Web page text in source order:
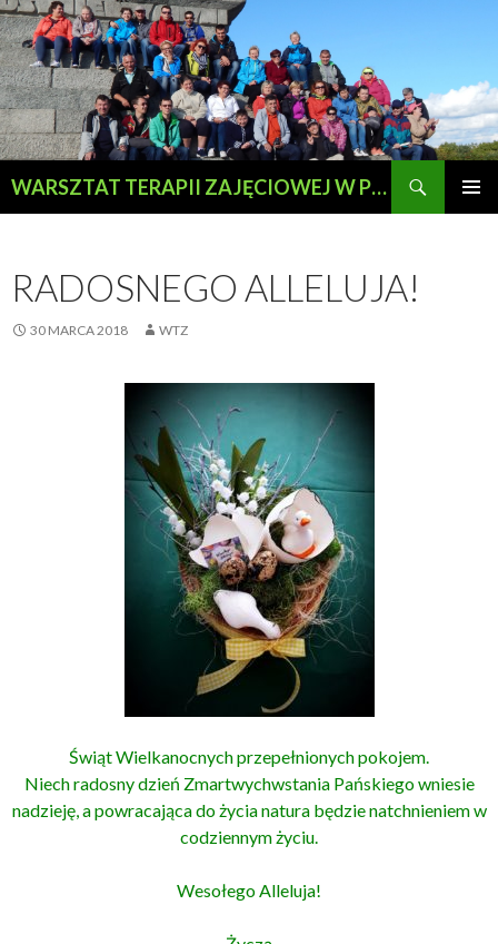
WARSZTAT TERAPII ZAJĘCIOWEJ W PRZEWOZIE
RADOSNEGO ALLELUJA!
30 MARCA 2018 WTZ
Świąt Wielkanocnych przepełnionych pokojem.
Niech radosny dzień Zmartwychwstania Pańskiego wniesie
nadzieję, a powracająca do życia natura będzie natchnieniem w
codziennym życiu.
Wesołego Alleluja!